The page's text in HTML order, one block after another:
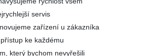
servis
zařízení u zákazníka
ke každému
který bychom nevyřešili